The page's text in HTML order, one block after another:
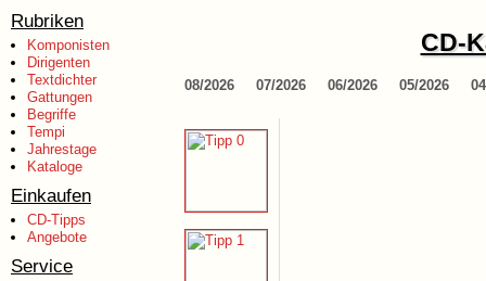
Rubriken
Komponisten
Dirigenten
Textdichter
Gattungen
Begriffe
Tempi
Jahrestage
Kataloge
Einkaufen
CD-Tipps
Angebote
Service
CD-
08/2026 07/2026 06/2026 05/2026